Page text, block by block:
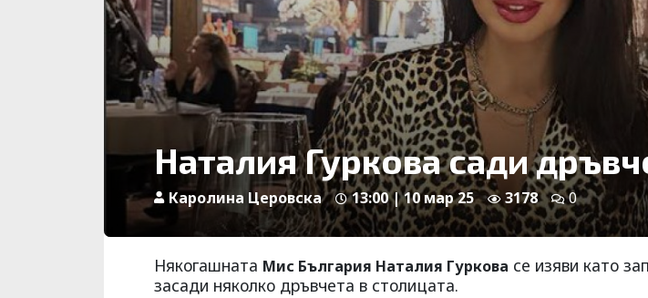
Наталия Гуркова сади
Каролина Церовска 13:00 | 10 мар 25 3178 0
Някогашната Мис България Наталия Гуркова се изяви като
засади няколко дръвчета в столицата.